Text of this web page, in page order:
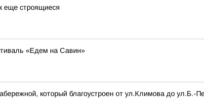
еще строящиеся
«Едем на Савин»
который благоустроен от ул.Климова до ул.Б.-